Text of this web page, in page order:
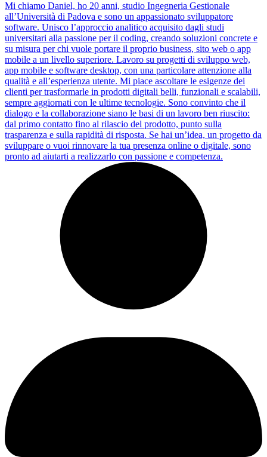
Mi chiamo Daniel, ho 20 anni, studio Ingegneria Gestionale
all’Università di Padova e sono un appassionato sviluppatore
software. Unisco l’approccio analitico acquisito dagli studi
universitari alla passione per il coding, creando soluzioni concrete e
su misura per chi vuole portare il proprio business, sito web o app
mobile a un livello superiore. Lavoro su progetti di sviluppo web,
app mobile e software desktop, con una particolare attenzione alla
qualità e all’esperienza utente. Mi piace ascoltare le esigenze dei
clienti per trasformarle in prodotti digitali belli, funzionali e scalabili,
sempre aggiornati con le ultime tecnologie. Sono convinto che il
dialogo e la collaborazione siano le basi di un lavoro ben riuscito:
dal primo contatto fino al rilascio del prodotto, punto sulla
trasparenza e sulla rapidità di risposta. Se hai un’idea, un progetto da
sviluppare o vuoi rinnovare la tua presenza online o digitale, sono
pronto ad aiutarti a realizzarlo con passione e competenza.